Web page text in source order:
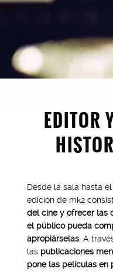
EDITOR
Desde la sala hasta
edición de mk2
del cine y ofrecer las
el público pueda
apropiárselas. A
las publicaciones
pone las películas en